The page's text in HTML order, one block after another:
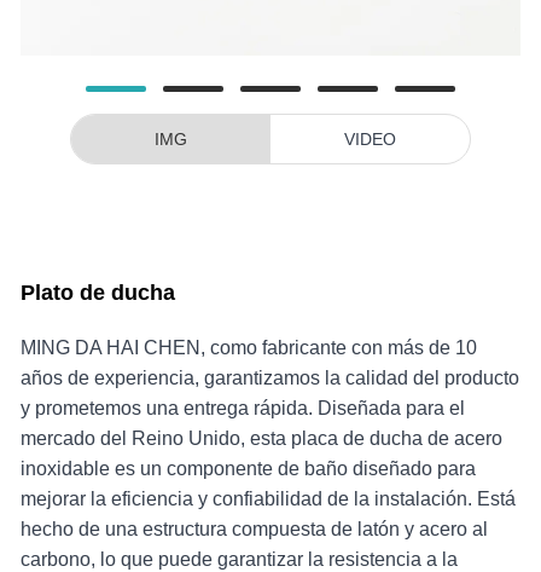
IMG VIDEO
Plato de ducha
MING DA HAI CHEN, como fabricante con más de 10
años de experiencia, garantizamos la calidad del producto
y prometemos una entrega rápida. Diseñada para el
mercado del Reino Unido, esta placa de ducha de acero
inoxidable es un componente de baño diseñado para
mejorar la eficiencia y confiabilidad de la instalación. Está
hecho de una estructura compuesta de latón y acero al
carbono, lo que puede garantizar la resistencia a la